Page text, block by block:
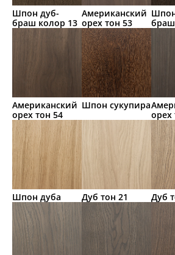
Шпон дуб-
браш колор 13
Американский
орех тон 53
Американский
орех тон 54
Шпон сукупира
орех
Шпон дуба Дуб тон 21 Дуб